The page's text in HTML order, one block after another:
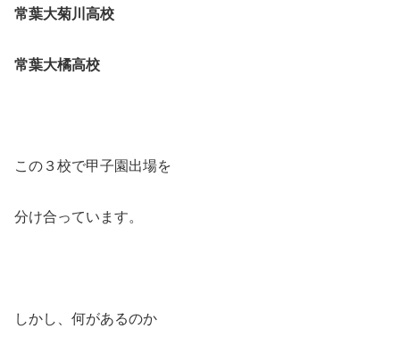
常葉大菊川高校
常葉大橘高校
この３校で甲子園出場を
分け合っています。
しかし、何があるのか